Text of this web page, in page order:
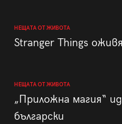
НЕЩАТА ОТ ЖИВОТА
Stranger Things
НЕЩАТА ОТ ЖИВОТА
„Приложна магия“
български